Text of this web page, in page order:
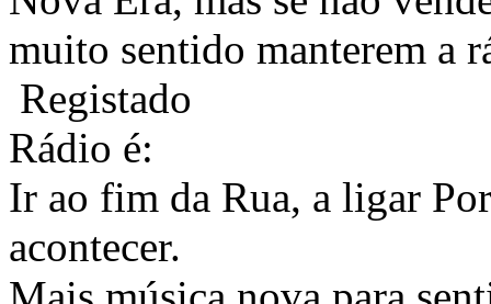
muito sentido manterem a
Registado
Rádio é:
Ir ao fim da Rua, a ligar
acontecer.